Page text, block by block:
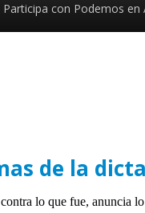
Participa con Podemos en
de la
lo que fue, anuncia lo